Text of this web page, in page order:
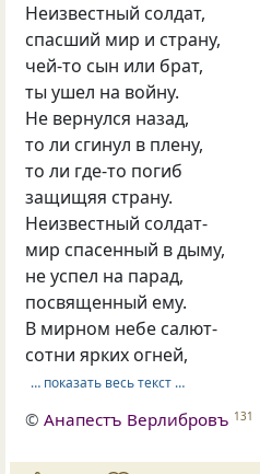
Неизвестный солдат,
спасший мир и страну,
чей-то сын или брат,
ты ушел на войну.
Не вернулся назад,
то ли сгинул в плену,
то ли где-то погиб
защищяя страну.
Неизвестный солдат-
мир спасенный в дыму,
не успел на парад,
посвященный ему.
В мирном небе салют-
сотни ярких огней,
… показать весь текст …
©Анапестъ Верлибровъ 131